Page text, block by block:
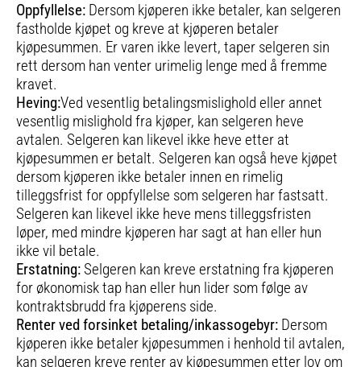
Oppfyllelse: Dersom kjøperen ikke betaler, kan selgeren
fastholde kjøpet og kreve at kjøperen betaler
kjøpesummen. Er varen ikke levert, taper selgeren sin
rett dersom han venter urimelig lenge med å fremme
kravet.
Heving:Ved vesentlig betalingsmislighold eller annet
vesentlig mislighold fra kjøper, kan selgeren heve
avtalen. Selgeren kan likevel ikke heve etter at
kjøpesummen er betalt. Selgeren kan også heve kjøpet
dersom kjøperen ikke betaler innen en rimelig
tilleggsfrist for oppfyllelse som selgeren har fastsatt.
Selgeren kan likevel ikke heve mens tilleggsfristen
løper, med mindre kjøperen har sagt at han eller hun
ikke vil betale.
Erstatning:Selgeren kan kreve erstatning fra kjøperen
for økonomisk tap han eller hun lider som følge av
kontraktsbrudd fra kjøperens side.
Renter ved forsinket betaling/inkassogebyr: Dersom
kjøperen ikke betaler kjøpesummen i henhold til avtalen,
kan selgeren kreve renter av kjøpesummen etter lov om